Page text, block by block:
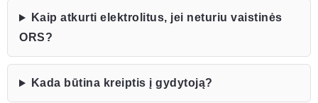
Kaip atkurti elektrolitus, jei neturiu vaistinės
ORS?
Kada būtina kreiptis į gydytoją?